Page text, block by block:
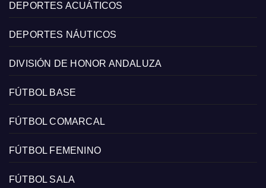
DEPORTES ACUÁTICOS
DEPORTES NÁUTICOS
DIVISIÓN DE HONOR ANDALUZA
FÚTBOL BASE
FÚTBOL COMARCAL
FÚTBOL FEMENINO
FÚTBOL SALA